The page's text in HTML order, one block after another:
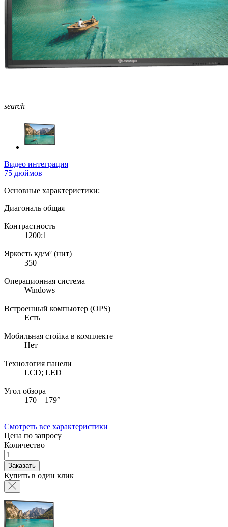
search
Видео интеграция
75 дюймов
Основные характеристики:
Диагональ общая
Контрастность
1200:1
Яркость кд/м² (нит)
350
Операционная система
Windows
Встроенный компьютер (OPS)
Есть
Мобильная стойка в комплекте
Нет
Технология панели
LCD; LED
Угол обзора
170—179°
Смотреть все характеристики
Цена по запросу
Количество
Заказать
Купить в один клик